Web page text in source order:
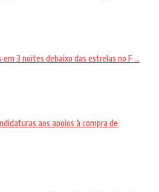
3 noites debaixo das estrelas no F ...
aos apoios à compra de